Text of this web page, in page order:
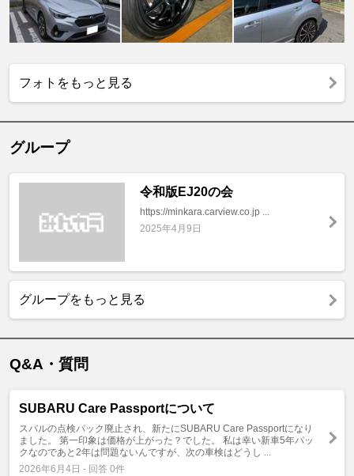
フォトをもっと見る
グループ
令和版EJ20の会
https://minkara.carview.co.jp ...
2025年4月9日
グループをもっと見る
Q&A・質問
SUBARU Care Passportについて
スバルの点検パック廃止され、新たにSUBARU Care Passportになり
ました。 第一印象は価格が上がった？でした。 私は幸い新車5年パッ
クなのであと2年は問題ないんですが、次の車検はどうし ...
2026年6月4日 - 回答 0件